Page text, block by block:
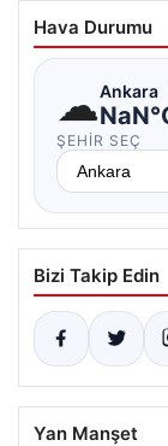
Hava Durumu
☁Ankara
ŞEHIR SEÇ
Bizi Takip Edin
Yan Manşet